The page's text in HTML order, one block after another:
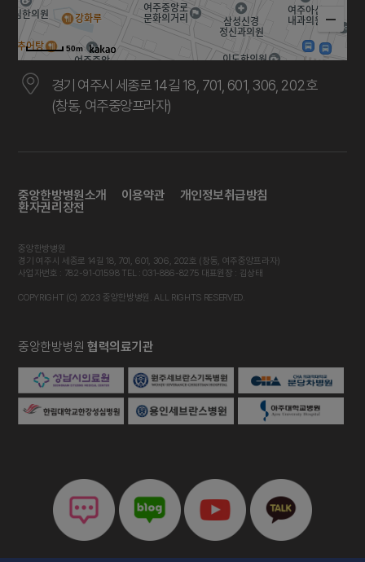
50m
경기 여주시 세종로 14길 18, 701, 601, 306, 202호
(창동, 여주중앙프라자)
중앙한방병원소개 이용약관 개인정보취급방침
환자권리장전
중앙한방병원
경기 여주시 세종로 14길 18, 701, 601, 306, 202호 (창동, 여주중앙프라자)
사업자번호 : 782-91-01598 TEL : 031-886-8275 대표원장 : 김상태
COPYRIGHT (C) 2023 중앙한방병원. ALL RIGHTS RESERVED.
중앙한방병원협력의료기관